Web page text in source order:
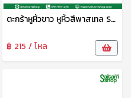
ตะกร้าหูหิ้วขาว หูหิ้วสีพาสเทล S-0080 Sip
฿ 215 / โหล